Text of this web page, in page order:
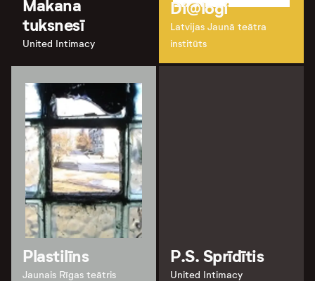
Makana
tuksnesī
United Intimacy
Di@logi
Latvijas Jaunā teātra
institūts
Plastilīns
Jaunais Rīgas teātris
P.S. Sprīdītis
United Intimacy